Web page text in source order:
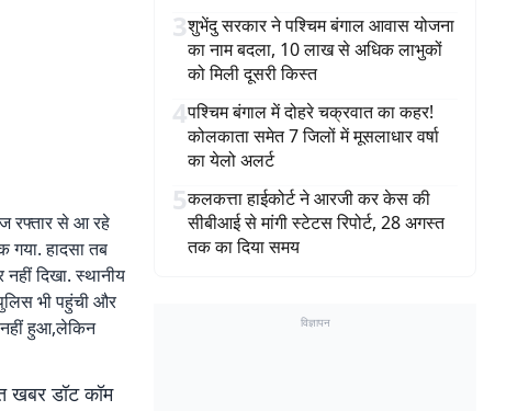
रफ्तार से आ रहे
गया. हादसा तब
दिखा. स्थानीय
भी पहुंची और
नहीं हुआ,लेकिन
खबर डॉट कॉम
3शुभेंदु सरकार ने पश्चिम बंगाल आवास योजना
का नाम बदला, 10 लाख से अधिक लाभुकों
को मिली दूसरी किस्त
4पश्चिम बंगाल में दोहरे चक्रवात का कहर!
कोलकाता समेत 7 जिलों में मूसलाधार वर्षा
का येलो अलर्ट
5कलकत्ता हाईकोर्ट ने आरजी कर केस की
सीबीआई से मांगी स्टेटस रिपोर्ट, 28 अगस्त
तक का दिया समय
विज्ञापन